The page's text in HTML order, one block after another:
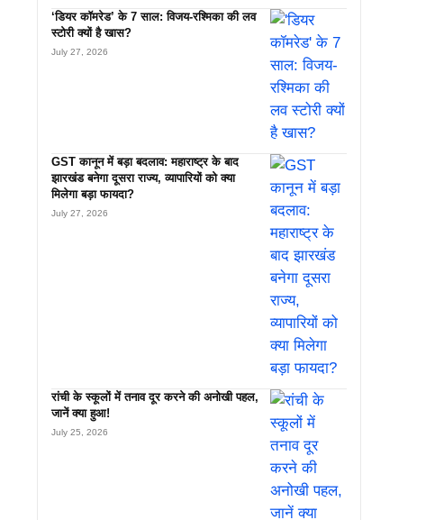
‘डियर कॉमरेड’ के 7 साल: विजय-रश्मिका की लव
स्टोरी क्यों है खास?
July 27, 2026
GST कानून में बड़ा बदलाव: महाराष्ट्र के बाद
झारखंड बनेगा दूसरा राज्य, व्यापारियों को क्या
मिलेगा बड़ा फायदा?
July 27, 2026
रांची के स्कूलों में तनाव दूर करने की अनोखी पहल,
जानें क्या हुआ!
July 25, 2026